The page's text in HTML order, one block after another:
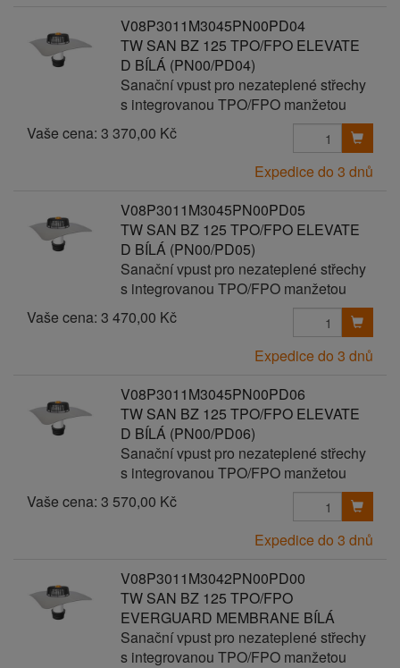
V08P3011M3045PN00PD04
TW SAN BZ 125 TPO/FPO ELEVATE
D BÍLÁ (PN00/PD04)
Sanační vpust pro nezateplené střechy
s integrovanou TPO/FPO manžetou
Vaše cena: 3 370,00 Kč
Expedice do 3 dnů
V08P3011M3045PN00PD05
TW SAN BZ 125 TPO/FPO ELEVATE
D BÍLÁ (PN00/PD05)
Sanační vpust pro nezateplené střechy
s integrovanou TPO/FPO manžetou
Vaše cena: 3 470,00 Kč
Expedice do 3 dnů
V08P3011M3045PN00PD06
TW SAN BZ 125 TPO/FPO ELEVATE
D BÍLÁ (PN00/PD06)
Sanační vpust pro nezateplené střechy
s integrovanou TPO/FPO manžetou
Vaše cena: 3 570,00 Kč
Expedice do 3 dnů
V08P3011M3042PN00PD00
TW SAN BZ 125 TPO/FPO
EVERGUARD MEMBRANE BÍLÁ
Sanační vpust pro nezateplené střechy
s integrovanou TPO/FPO manžetou